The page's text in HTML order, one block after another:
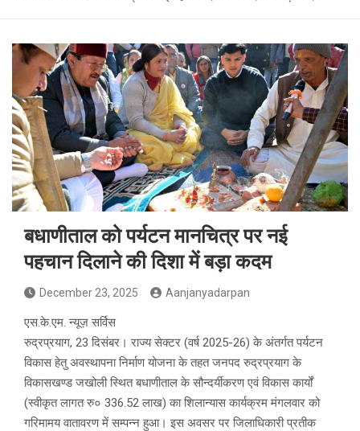
बधाणीताल को पर्यटन मानचित्र पर नई
पहचान दिलाने की दिशा में बड़ा कदम
December 23, 2025 Aanjanyadarpan
एस.के.एम. न्यूज़ सर्विस
रुद्रप्रयाग, 23 दिसंबर। राज्य सेक्टर (वर्ष 2025-26) के अंतर्गत पर्यटन
विकास हेतु अवस्थापना निर्माण योजना के तहत जनपद रुद्रप्रयाग के
विकासखण्ड जखोली स्थित बधाणीताल के सौन्दर्यीकरण एवं विकास कार्यों
(स्वीकृत लागत रु० 336.52 लाख) का शिलान्यास कार्यक्रम मंगलवार को
गरिमामय वातावरण में सम्पन्न हुआ। इस अवसर पर जिलाधिकारी प्रतीक